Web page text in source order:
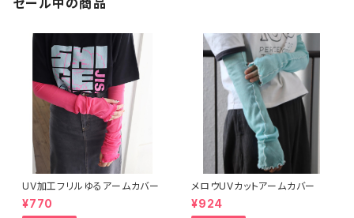
セール中の商品
UV加工フリルゆるアームカバー
¥770
メロウUVカットアームカバー
¥924